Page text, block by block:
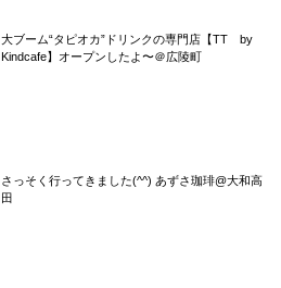
大ブーム“タピオカ”ドリンクの専門店【TT by
Kindcafe】オープンしたよ〜＠広陵町
さっそく行ってきました(^^) あずさ珈琲@大和高
田